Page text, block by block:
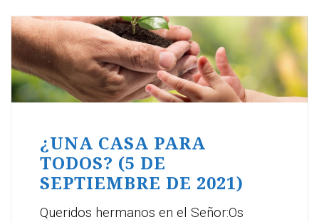
¿UNA CASA PARA
TODOS? (5 DE
SEPTIEMBRE DE 2021)
Queridos hermanos en el Señor:Os